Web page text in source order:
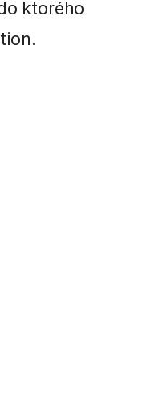
ktorého